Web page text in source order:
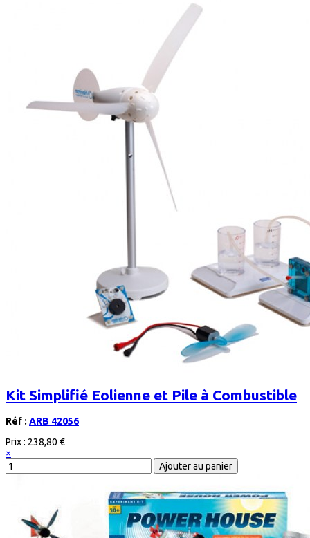
Kit Simplifié Eolienne et Pile à Combustible
Réf : ARB 42056
Prix : 238,80 €
×